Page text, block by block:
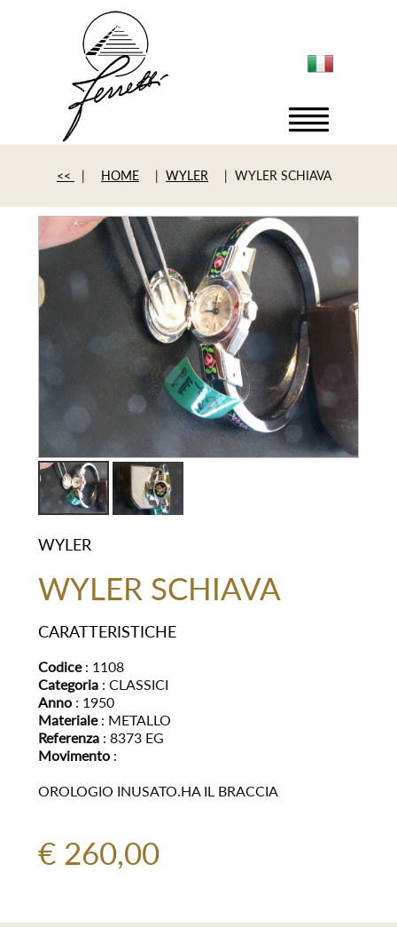
<< | HOME | WYLER | WYLER SCHIAVA
WYLER
WYLER SCHIAVA
CARATTERISTICHE
Codice: 1108
Categoria: CLASSICI
Anno: 1950
Materiale: METALLO
Referenza: 8373 EG
Movimento:
OROLOGIO INUSATO.HA IL BRACCIA
€ 260,00